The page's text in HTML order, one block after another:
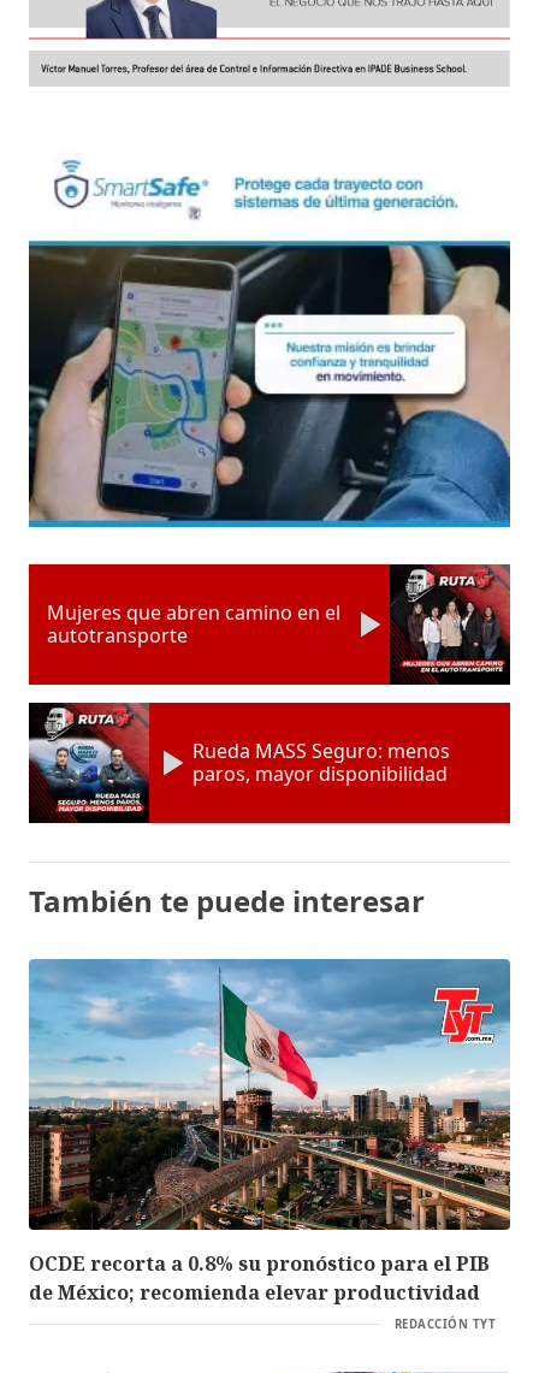
Mujeres que abren camino en el
autotransporte
Rueda MASS Seguro: menos
paros, mayor disponibilidad
También te puede interesar
OCDE recorta a 0.8% su pronóstico para el PIB
de México; recomienda elevar productividad
REDACCIÓN TYT